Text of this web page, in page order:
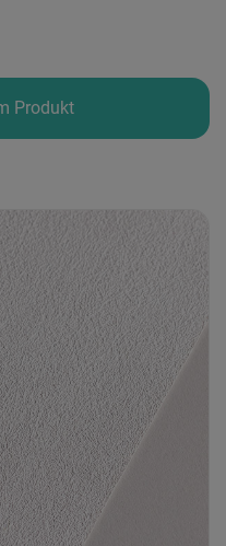
Produkt